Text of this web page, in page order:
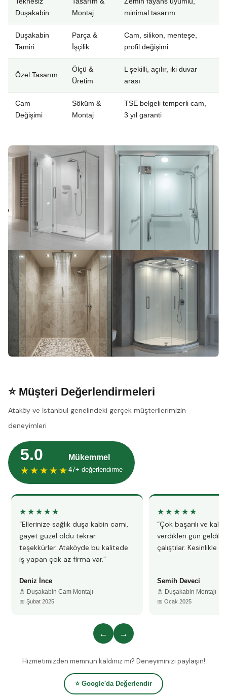
Duşakabin
Montaj
minimal tasarım
Duşakabin
Tamiri
Parça &
İşçilik
Cam, silikon, menteşe,
profil değişimi
Özel Tasarım
Ölçü &
Üretim
L şekilli, açılır, iki duvar
arası
Cam
Değişimi
Söküm &
Montaj
TSE belgeli temperli cam,
3 yıl garanti
⭐ Müşteri Değerlendirmeleri
Ataköy ve İstanbul genelindeki gerçek müşterilerimizin
deneyimleri
5.0
★★★★★
Mükemmel
47+ değerlendirme
★★★★★
“Ellerinize sağlık duşa kabin cami,
gayet güzel oldu tekrar
teşekkürler. Ataköyde bu kalitede
iş yapan çok az firma var.”
Deniz İnce
🚿 Duşakabin Cam Montajı
📅 Şubat 2025
★★★★★
“Çok başarılı ve
verdikleri gün
çalıştılar. Kesinlikle
Semih Deveci
🚿 Duşakabin Montajı
📅 Ocak 2025
← →
Hizmetimizden memnun kaldınız mı? Deneyiminizi paylaşın!
⭐ Google'da Değerlendir